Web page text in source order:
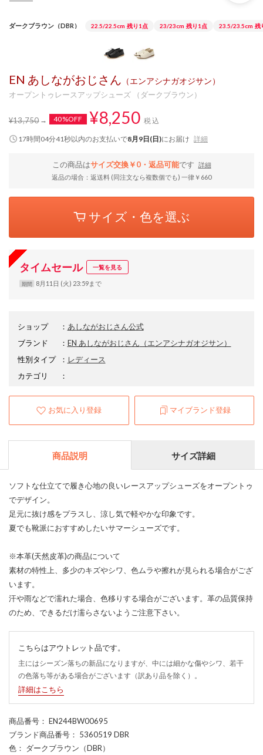
ダークブラウン（DBR） 22.5/22.5cm 残り1点 23/23cm 残り1点 23.5/23.5cm 残
EN あしながおじさん （エンアシナガオジサン）
オープントゥレースアップシューズ （ダークブラウン）
¥13,750 40%OFF ¥8,250 税込
17時間04分40秒以内のお支払いで8月9日(日)にお届け 詳細
この商品はサイズ交換￥0・返品可能です
詳細
返品の場合：返送料 (同注文なら複数個でも) 一律￥660
サイズ・色を選ぶ
タイムセール 一覧を見る
期間 8月11日 (火) 23:59まで
ショップ ： あしながおじさん公式
ブランド
： EN あしながおじさん （エンアシナガオジサン）
性別タイプ
： レディース
カテゴリ
：
お気に入り登録 マイブランド登録
商品説明 サイズ詳細
ソフトな仕立てで履き心地の良いレースアップシューズをオープントゥ
でデザイン。
足元に抜け感をプラスし、涼し気で軽やかな印象です。
夏でも靴派におすすめしたいサマーシューズです。
※本革(天然皮革)の商品について
素材の特性上、多少のキズやシワ、色ムラや擦れが見られる場合がござ
います。
汗や雨などで濡れた場合、色移りする場合がございます。革の品質保持
のため、できるだけ濡らさないようご注意下さい。
こちらはアウトレット品です。
主にはシーズン落ちの新品になりますが、中には細かな傷やシワ、若干
の色落ち等がある場合がございます（訳あり品を除く）。
詳細はこちら
商品番号 ： EN244BW00695
ブランド商品番号 ： 5360519 DBR
色 ： ダークブラウン（DBR）